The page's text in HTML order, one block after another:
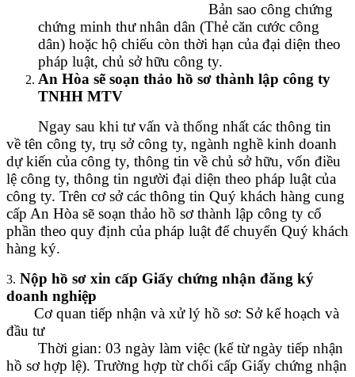
Bản sao công chứng
chứng minh thư nhân dân (Thẻ căn cước công
dân) hoặc hộ chiếu còn thời hạn của đại diện theo
pháp luật, chủ sở hữu công ty.
An Hòa sẽ soạn thảo hồ sơ thành lập công ty
TNHH MTV
Ngay sau khi tư vấn và thống nhất các thông tin
về tên công ty, trụ sở công ty, ngành nghề kinh doanh
dự kiến của công ty, thông tin về chủ sở hữu, vốn điều
lệ công ty, thông tin người đại diện theo pháp luật của
công ty. Trên cơ sở các thông tin Quý khách hàng cung
cấp An Hòa sẽ soạn thảo hồ sơ thành lập công ty cổ
phần theo quy định của pháp luật để chuyển Quý khách
hàng ký.
3. Nộp hồ sơ xin cấp Giấy chứng nhận đăng ký
doanh nghiệp
Cơ quan tiếp nhận và xử lý hồ sơ: Sở kế hoạch và
đầu tư
Thời gian: 03 ngày làm việc (kể từ ngày tiếp nhận
hồ sơ hợp lệ). Trường hợp từ chối cấp Giấy chứng nhận